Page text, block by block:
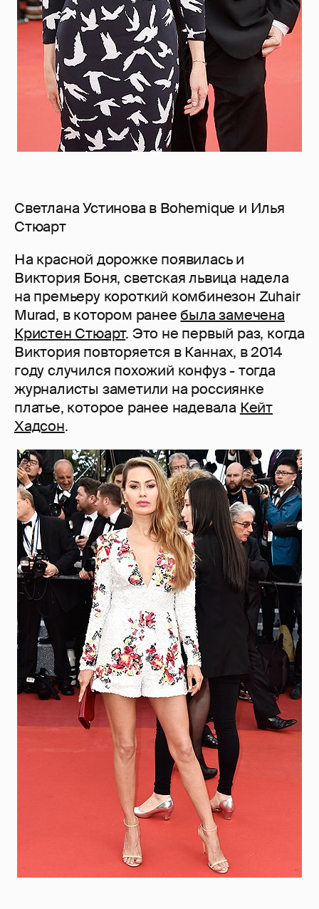
Светлана Устинова в Bohemique и Илья
Стюарт
На красной дорожке появилась и
Виктория Боня, светская львица надела
на премьеру короткий комбинезон Zuhair
Murad, в котором ранее была замечена
Кристен Стюарт. Это не первый раз, когда
Виктория повторяется в Каннах, в 2014
году случился похожий конфуз - тогда
журналисты заметили на россиянке
платье, которое ранее надевала Кейт
Хадсон.